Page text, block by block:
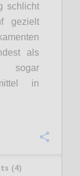
schlicht
gezielt
als
sogar
in
(4)